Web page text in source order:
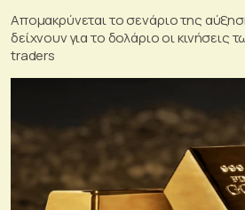
Απομακρύνεται το σενάριο της
δείχνουν για το δολάριο οι
traders